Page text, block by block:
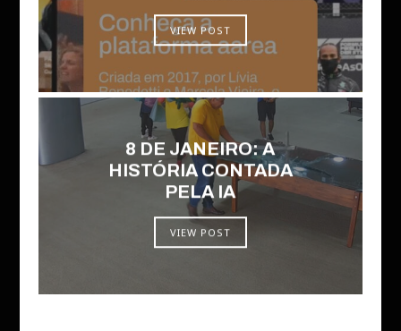
VIEW POST
8 DE JANEIRO: A
HISTÓRIA CONTADA
PELA IA
VIEW POST